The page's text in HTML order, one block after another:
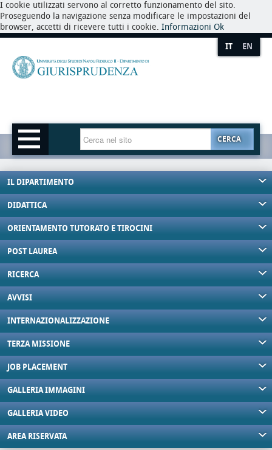
I cookie utilizzati servono al corretto funzionamento del sito.
Proseguendo la navigazione senza modificare le impostazioni del
browser, accetti di ricevere tutti i cookie. Informazioni Ok
IT EN
CERCA
IL DIPARTIMENTO
DIDATTICA
ORIENTAMENTO TUTORATO E TIROCINI
POST LAUREA
RICERCA
AVVISI
INTERNAZIONALIZZAZIONE
TERZA MISSIONE
JOB PLACEMENT
GALLERIA IMMAGINI
GALLERIA VIDEO
AREA RISERVATA